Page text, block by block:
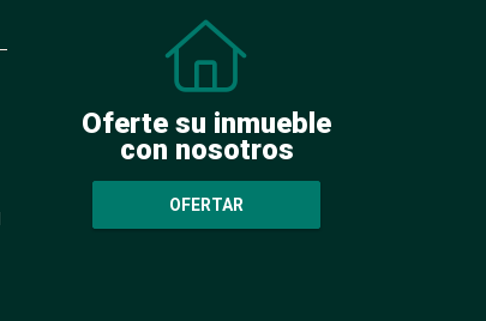
Oferte su inmueble
con nosotros
OFERTAR